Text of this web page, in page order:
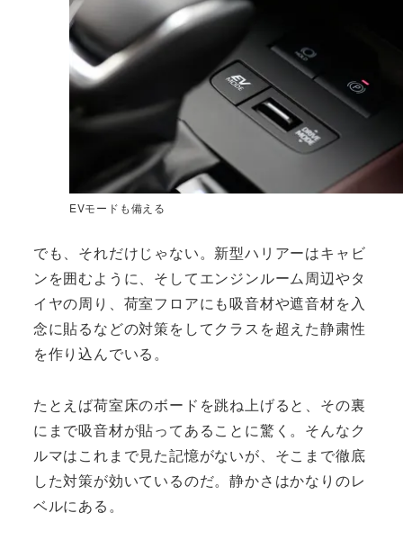
EVモードも備える
でも、それだけじゃない。新型ハリアーはキャビ
ンを囲むように、そしてエンジンルーム周辺やタ
イヤの周り、荷室フロアにも吸音材や遮音材を入
念に貼るなどの対策をしてクラスを超えた静粛性
を作り込んでいる。
たとえば荷室床のボードを跳ね上げると、その裏
にまで吸音材が貼ってあることに驚く。そんなク
ルマはこれまで見た記憶がないが、そこまで徹底
した対策が効いているのだ。静かさはかなりのレ
ベルにある。